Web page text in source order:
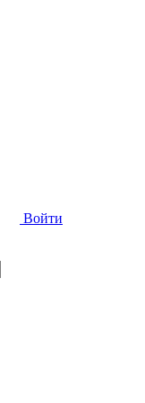
Войти